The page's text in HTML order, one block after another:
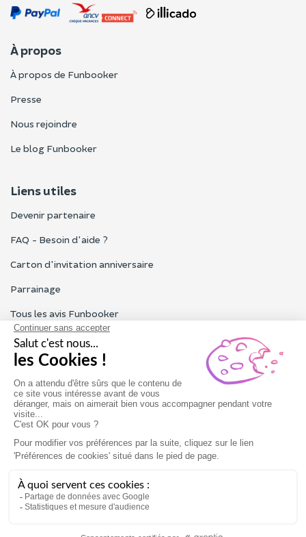
À propos
À propos de Funbooker
Presse
Nous rejoindre
Le blog Funbooker
Liens utiles
Devenir partenaire
FAQ - Besoin d'aide ?
Carton d'invitation anniversaire
Parrainage
Tous les avis Funbooker
Particuliers, entreprises, professionnels
Notre service client est ouvert du lundi au vendredi de 9h à 18h
Nous contacter
Conditions générales
Mentions légales